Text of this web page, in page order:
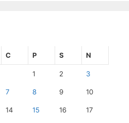
C P S N
1 2 3
7 8 9 10
14 15 16 17